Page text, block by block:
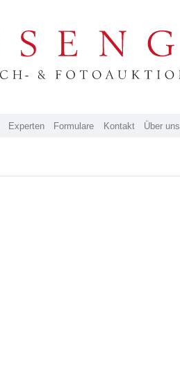
Experten Formulare Kontakt Über uns